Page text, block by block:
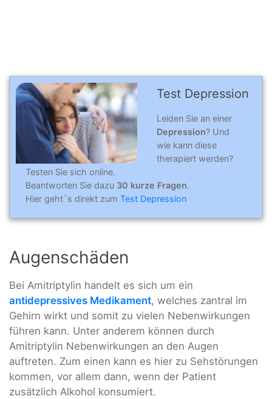
Test Depression
Leiden Sie an einer
Depression? Und
wie kann diese
therapiert werden?
Testen Sie sich online.
Beantworten Sie dazu 30 kurze Fragen.
Hier geht´s direkt zum Test Depression
Augenschäden
Bei Amitriptylin handelt es sich um ein
antidepressives Medikament, welches zantral im
Gehirn wirkt und somit zu vielen Nebenwirkungen
führen kann. Unter anderem können durch
Amitriptylin Nebenwirkungen an den Augen
auftreten. Zum einen kann es hier zu Sehstörungen
kommen, vor allem dann, wenn der Patient
zusätzlich Alkohol konsumiert.